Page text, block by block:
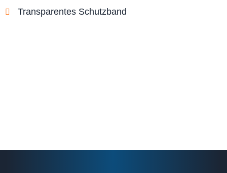
Transparentes Schutzband